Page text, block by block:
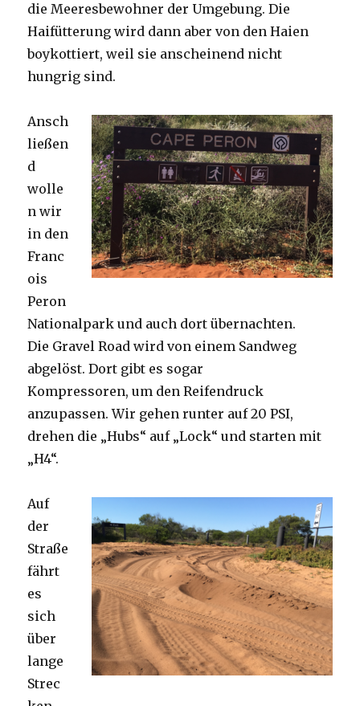
die Meeresbewohner der Umgebung. Die
Haifütterung wird dann aber von den Haien
boykottiert, weil sie anscheinend nicht
hungrig sind.
Ansch
ließen
d
wolle
n wir
in den
Franc
ois
Peron
Nationalpark und auch dort übernachten.
Die Gravel Road wird von einem Sandweg
abgelöst. Dort gibt es sogar
Kompressoren, um den Reifendruck
anzupassen. Wir gehen runter auf 20 PSI,
drehen die „Hubs“ auf „Lock“ und starten mit
„H4“.
Auf
der
Straße
fährt
es
sich
über
lange
Strec